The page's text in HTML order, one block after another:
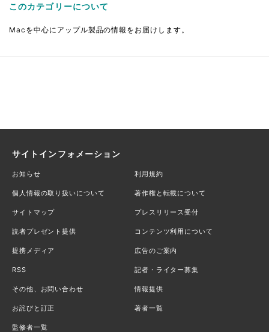
このカテゴリーについて
Macを中心にアップル製品の情報をお届けします。
サイトインフォメーション
お知らせ 利用規約
個人情報の取り扱いについて 著作権と転載について
サイトマップ プレスリリース受付
読者プレゼント提供 コンテンツ利用について
提携メディア 広告のご案内
RSS 記者・ライター募集
その他、お問い合わせ 情報提供
お詫びと訂正 著者一覧
監修者一覧